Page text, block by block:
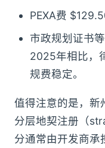
PEXA费
市政规划证书
2025年相比，
规费稳定。
值得注意的是，新
分层地契注册（
分通常由开发商承